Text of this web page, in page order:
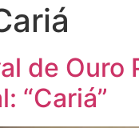
de Ouro
“Cariá”